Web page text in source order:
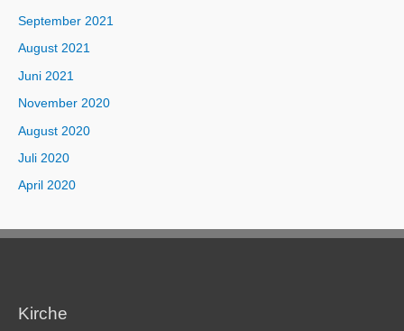
September 2021
August 2021
Juni 2021
November 2020
August 2020
Juli 2020
April 2020
Kirche